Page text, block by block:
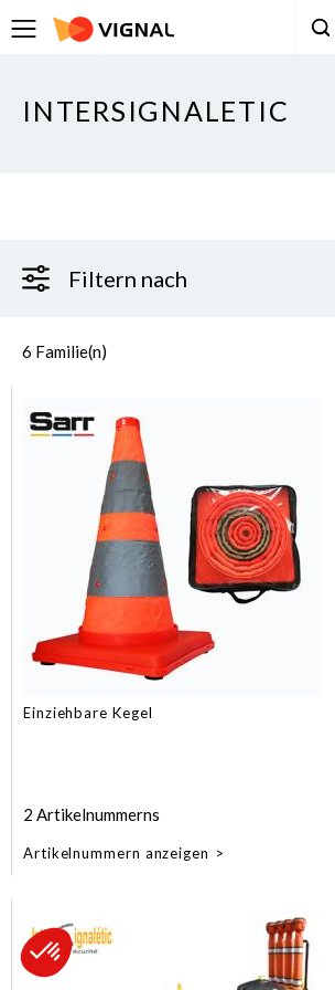
INTERSIGNALETIC
Filtern nach
6 Familie(n)
Einziehbare Kegel
2 Artikelnummerns
Artikelnummern anzeigen